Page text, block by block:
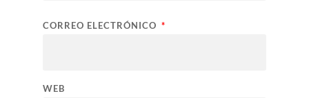
CORREO ELECTRÓNICO *
WEB